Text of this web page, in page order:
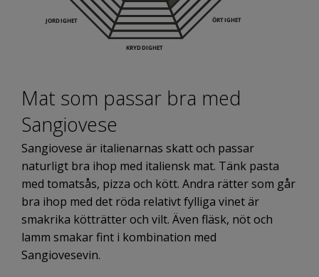
Mat som passar bra med
Sangiovese
Sangiovese är italienarnas skatt och passar
naturligt bra ihop med italiensk mat. Tänk pasta
med tomatsås, pizza och kött. Andra rätter som går
bra ihop med det röda relativt fylliga vinet är
smakrika kötträtter och vilt. Även fläsk, nöt och
lamm smakar fint i kombination med
Sangiovesevin.